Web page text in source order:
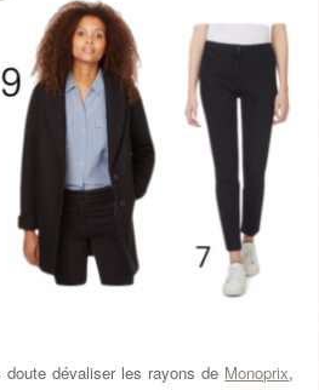
dévaliser les rayons de Monoprix,